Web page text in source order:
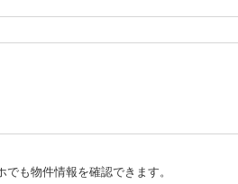
も物件情報を確認できます。